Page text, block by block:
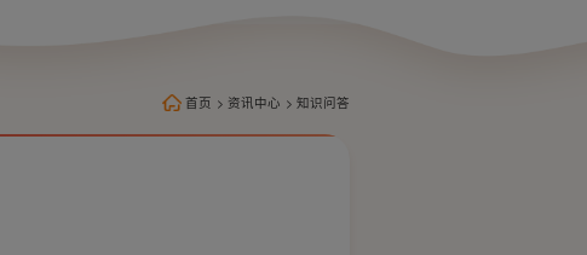
首页 > 资讯中心 > 知识问答